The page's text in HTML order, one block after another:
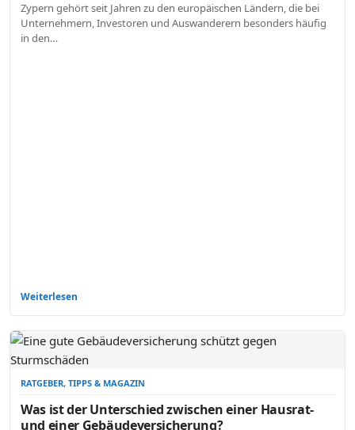
Zypern gehört seit Jahren zu den europäischen Ländern, die bei
Unternehmern, Investoren und Auswanderern besonders häufig
in den…
Weiterlesen
RATGEBER, TIPPS & MAGAZIN
Was ist der Unterschied zwischen einer Hausrat-
und einer Gebäudeversicherung?